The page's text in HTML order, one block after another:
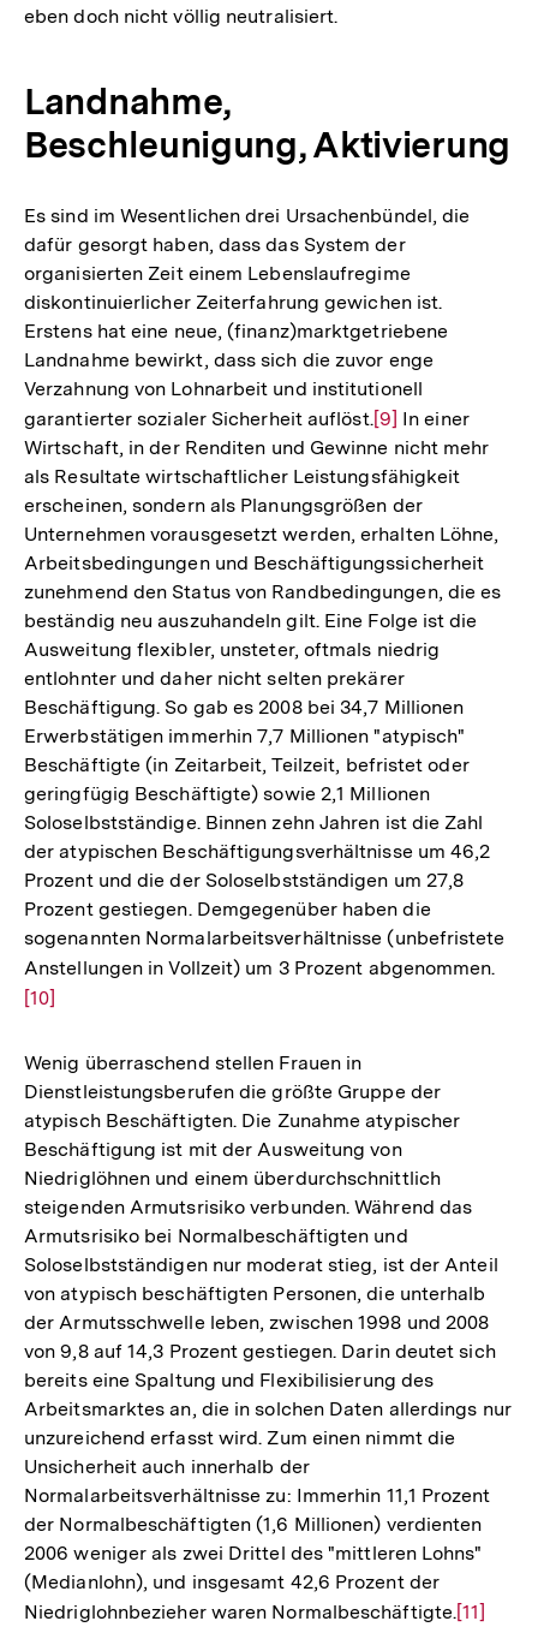
eben doch nicht völlig neutralisiert.
Landnahme,
Beschleunigung, Aktivierung
Es sind im Wesentlichen drei Ursachenbündel, die
dafür gesorgt haben, dass das System der
organisierten Zeit einem Lebenslaufregime
diskontinuierlicher Zeiterfahrung gewichen ist.
Erstens hat eine neue, (finanz)marktgetriebene
Landnahme bewirkt, dass sich die zuvor enge
Verzahnung von Lohnarbeit und institutionell
garantierter sozialer Sicherheit auflöst.Zur
Auflösung
der
Fußnote
[9] In einer
Wirtschaft, in der Renditen und Gewinne nicht mehr
als Resultate wirtschaftlicher Leistungsfähigkeit
erscheinen, sondern als Planungsgrößen der
Unternehmen vorausgesetzt werden, erhalten Löhne,
Arbeitsbedingungen und Beschäftigungssicherheit
zunehmend den Status von Randbedingungen, die es
beständig neu auszuhandeln gilt. Eine Folge ist die
Ausweitung flexibler, unsteter, oftmals niedrig
entlohnter und daher nicht selten prekärer
Beschäftigung. So gab es 2008 bei 34,7 Millionen
Erwerbstätigen immerhin 7,7 Millionen "atypisch"
Beschäftigte (in Zeitarbeit, Teilzeit, befristet oder
geringfügig Beschäftigte) sowie 2,1 Millionen
Soloselbstständige. Binnen zehn Jahren ist die Zahl
der atypischen Beschäftigungsverhältnisse um 46,2
Prozent und die der Soloselbstständigen um 27,8
Prozent gestiegen. Demgegenüber haben die
sogenannten Normalarbeitsverhältnisse (unbefristete
Anstellungen in Vollzeit) um 3 Prozent abgenommen.
[10]
Wenig überraschend stellen Frauen in
Dienstleistungsberufen die größte Gruppe der
atypisch Beschäftigten. Die Zunahme atypischer
Beschäftigung ist mit der Ausweitung von
Niedriglöhnen und einem überdurchschnittlich
steigenden Armutsrisiko verbunden. Während das
Armutsrisiko bei Normalbeschäftigten und
Soloselbstständigen nur moderat stieg, ist der Anteil
von atypisch beschäftigten Personen, die unterhalb
der Armutsschwelle leben, zwischen 1998 und 2008
von 9,8 auf 14,3 Prozent gestiegen. Darin deutet sich
bereits eine Spaltung und Flexibilisierung des
Arbeitsmarktes an, die in solchen Daten allerdings nur
unzureichend erfasst wird. Zum einen nimmt die
Unsicherheit auch innerhalb der
Normalarbeitsverhältnisse zu: Immerhin 11,1 Prozent
der Normalbeschäftigten (1,6 Millionen) verdienten
2006 weniger als zwei Drittel des "mittleren Lohns"
(Medianlohn), und insgesamt 42,6 Prozent der
Niedriglohnbezieher waren Normalbeschäftigte.Zur
[11]